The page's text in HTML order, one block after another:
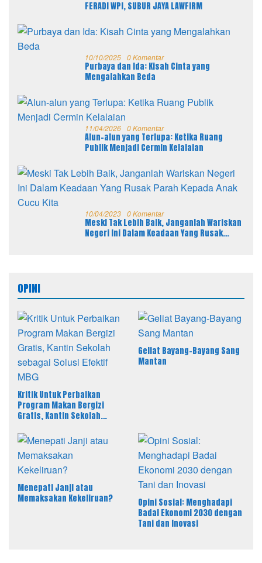
FERADI WPI, SUBUR JAYA LAWFIRM
10/10/2025 0 Komentar
Purbaya dan Ida: Kisah Cinta yang
Mengalahkan Beda
11/04/2026 0 Komentar
Alun-alun yang Terlupa: Ketika Ruang
Publik Menjadi Cermin Kelalaian
10/04/2023 0 Komentar
Meski Tak Lebih Baik, Janganlah Wariskan
Negeri Ini Dalam Keadaan Yang Rusak
OPINI
Kritik Untuk Perbaikan
Program Makan Bergizi
Gratis, Kantin Sekolah
Geliat Bayang-Bayang Sang
Mantan
Menepati Janji atau
Memaksakan Kekeliruan?
Opini Sosial: Menghadapi
Badai Ekonomi 2030 dengan
Tani dan Inovasi